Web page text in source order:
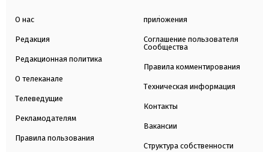
О нас
Редакция
Редакционная политика
О телеканале
Телеведущие
Рекламодателям
Правила пользования
приложения
Соглашение пользователя
Сообщества
Правила комментирования
Техническая информация
Контакты
Вакансии
Структура собственности